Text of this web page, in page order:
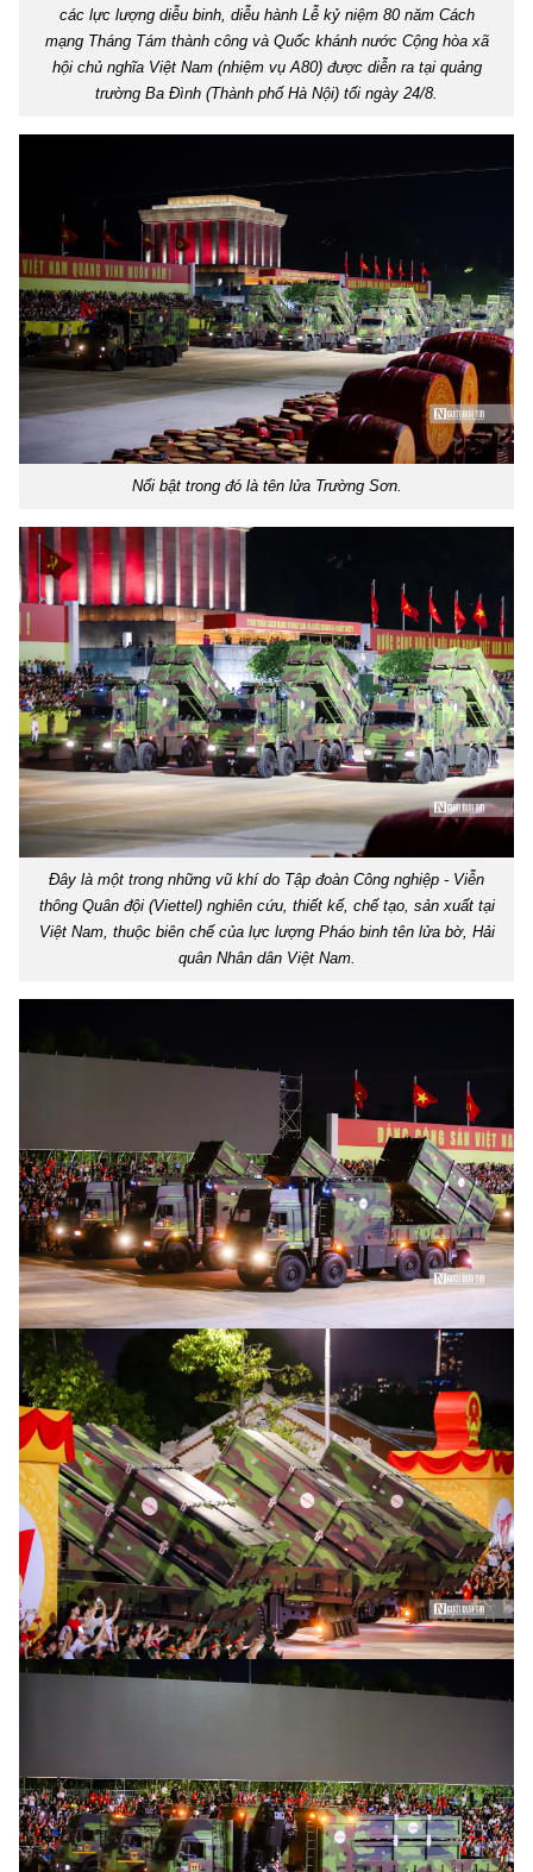
các lực lượng diễu binh, diễu hành Lễ kỷ niệm 80 năm Cách
mạng Tháng Tám thành công và Quốc khánh nước Cộng hòa xã
hội chủ nghĩa Việt Nam (nhiệm vụ A80) được diễn ra tại quảng
trường Ba Đình (Thành phố Hà Nội) tối ngày 24/8.
Nổi bật trong đó là tên lửa Trường Sơn.
Đây là một trong những vũ khí do Tập đoàn Công nghiệp - Viễn
thông Quân đội (Viettel) nghiên cứu, thiết kế, chế tạo, sản xuất tại
Việt Nam, thuộc biên chế của lực lượng Pháo binh tên lửa bờ, Hải
quân Nhân dân Việt Nam.